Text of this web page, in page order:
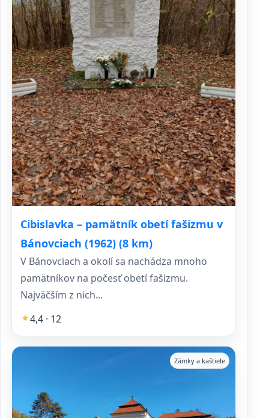
Cibislavka – pamätník obetí fašizmu v
Bánovciach (1962) (8 km)
V Bánovciach a okolí sa nachádza mnoho
pamätníkov na počesť obetí fašizmu.
Najväčším z nich...
4,4 · 12
Zámky a kaštiele